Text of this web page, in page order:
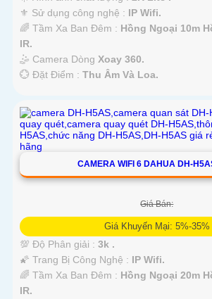
⚜️ Sử dụng công nghệ : IP Wifi.
🌈 Tầm Xa Ban Đêm : Hồng Ngoại 10m
IR.
🤹 Camera Dòng Xoay 360.
️💮 Đặt Điểm : Thu Âm Và Loa.
CAMERA WIFI 6 DAHUA DH-
Giá Bán:
Giá Khuyến Mại: 5%-35%
💯 Độ Phân giải : 3k .
🌠 Trang Bị Công Nghệ : IP Wifi.
🌈 Tầm Xa Ban Đêm : Hồng Ngoại 20m
IR.